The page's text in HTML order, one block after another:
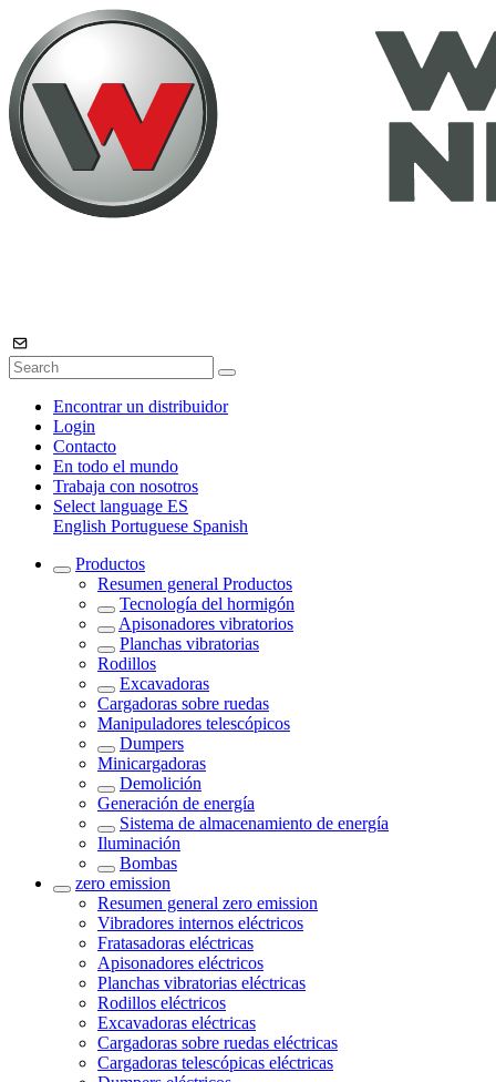
Encontrar un distribuidor
Login
Contacto
En todo el mundo
Trabaja con nosotros
Select language ES
English Portuguese Spanish
Productos
Resumen general Productos
Tecnología del hormigón
Apisonadores vibratorios
Planchas vibratorias
Rodillos
Excavadoras
Cargadoras sobre ruedas
Manipuladores telescópicos
Dumpers
Minicargadoras
Demolición
Generación de energía
Sistema de almacenamiento de energía
Iluminación
Bombas
zero emission
Resumen general zero emission
Vibradores internos eléctricos
Fratasadoras eléctricas
Apisonadores eléctricos
Planchas vibratorias eléctricas
Rodillos eléctricos
Excavadoras eléctricas
Cargadoras sobre ruedas eléctricas
Cargadoras telescópicas eléctricas